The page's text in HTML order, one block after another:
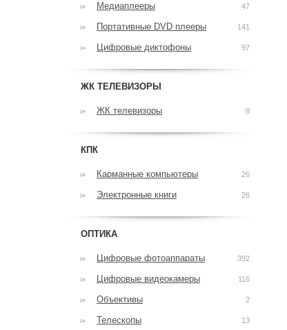
Медиаплееры 47
Портативные DVD плееры 141
Цифровые диктофоны 97
ЖК ТЕЛЕВИЗОРЫ
ЖК телевизоры 8
КПК
Карманные компьютеры 26
Электронные книги 26
ОПТИКА
Цифровые фотоаппараты 392
Цифровые видеокамеры 116
Объективы 2
Телескопы 13